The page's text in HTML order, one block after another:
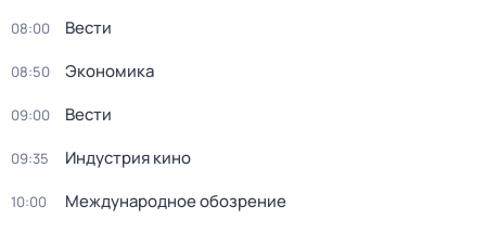
08:00 Вести
08:50 Экономика
09:00 Вести
09:35 Индустрия кино
10:00 Международное обозрение